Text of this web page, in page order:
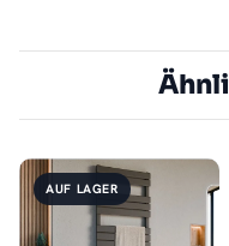
AUF LAGER